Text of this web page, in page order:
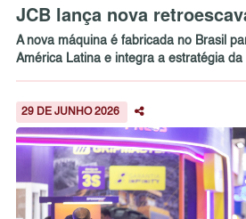
JCB lança nova
A nova máquina é fabricada no Brasil
América Latina e integra a estratégia da
29 DE JUNHO 2026